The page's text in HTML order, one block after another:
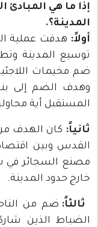
إذا ما هي
المدينة؟.
أولاً: هدفت عملية
توسيع المدينة
ضم مخيمات
وهدف الضم إلى
المستقبل أية
ثانياً: كان الهدف
القدس وبين
مصنع السجائر في
خارج حدود المدينة.
ثالثاً: ضم من
الضباط الذين